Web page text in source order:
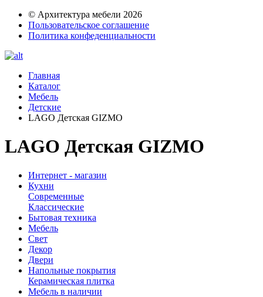
© Архитектура мебели 2026
Пользовательское соглашение
Политика конфеденциальности
Главная
Каталог
Мебель
Детские
LAGO Детская GIZMO
LAGO Детская GIZMO
Интернет - магазин
Кухни
Современные
Классические
Бытовая техника
Мебель
Свет
Декор
Двери
Напольные покрытия
Керамическая плитка
Мебель в наличии